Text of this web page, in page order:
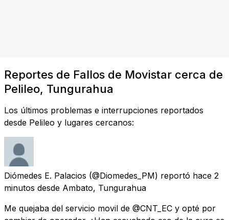
Reportes de Fallos de Movistar cerca de
Pelileo, Tungurahua
Los últimos problemas e interrupciones reportados
desde Pelileo y lugares cercanos:
Diómedes E. Palacios (@Diomedes_PM) reportó hace 2
minutos desde Ambato, Tungurahua
Me quejaba del servicio movil de @CNT_EC y opté por